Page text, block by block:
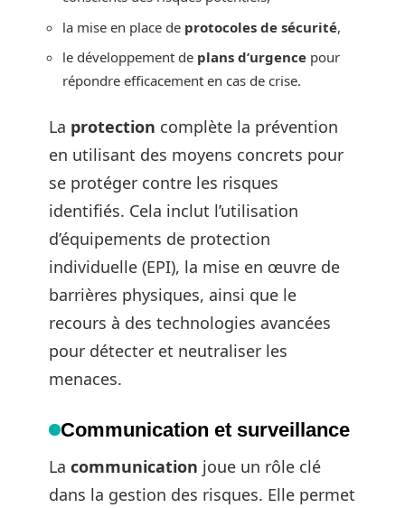
la mise en place de protocoles de sécurité,
le développement de plans d’urgence pour
répondre efficacement en cas de crise.
La protection complète la prévention
en utilisant des moyens concrets pour
se protéger contre les risques
identifiés. Cela inclut l’utilisation
d’équipements de protection
individuelle (EPI), la mise en œuvre de
barrières physiques, ainsi que le
recours à des technologies avancées
pour détecter et neutraliser les
menaces.
Communication et surveillance
La communication joue un rôle clé
dans la gestion des risques. Elle permet